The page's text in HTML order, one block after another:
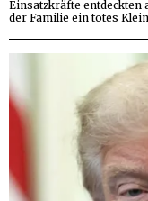
Einsatzkräfte entdeckten
der Familie ein totes